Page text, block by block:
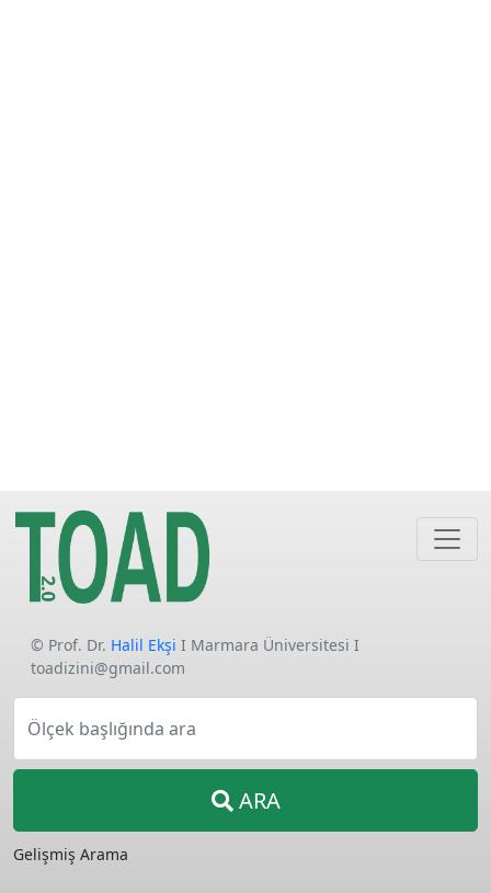
© Prof. Dr. Halil Ekşi I Marmara Üniversitesi I
toadizini@gmail.com
Ölçek başlığında ara
ARA
Gelişmiş Arama